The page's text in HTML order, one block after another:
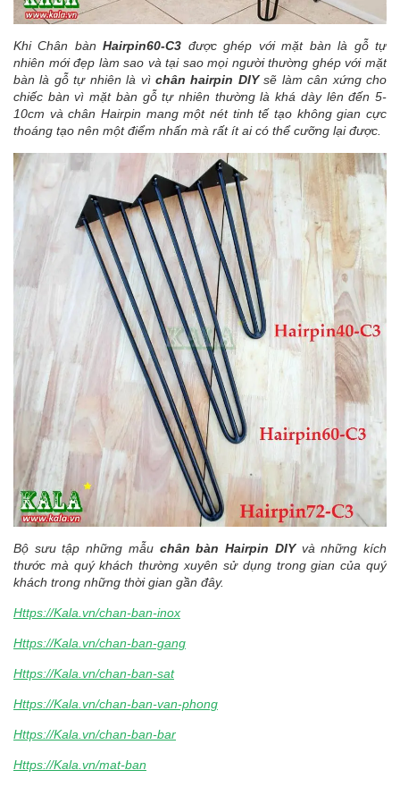
Khi Chân bànHairpin60-C3 được ghép với mặt bàn là gỗ tự
nhiên mới đẹp làm sao và tại sao mọi người thường ghép với mặt
bàn là gỗ tự nhiên là vì chân hairpin DIYsẽ làm cân xứng cho
chiếc bàn vì mặt bàn gỗ tự nhiên thường là khá dày lên đến 5-
10cm và chân Hairpin mang một nét tinh tế tạo không gian cực
thoáng tạo nên một điểm nhấn mà rất ít ai có thể cưỡng lại được.
Bộ sưu tập những mẫu chân bàn Hairpin DIYvà những kích
thước mà quý khách thường xuyên sử dụng trong gian của quý
khách trong những thời gian gần đây.
Https://Kala.vn/chan-ban-inox
Https://Kala.vn/chan-ban-gang
Https://Kala.vn/chan-ban-sat
Https://Kala.vn/chan-ban-van-phong
Https://Kala.vn/chan-ban-bar
Https://Kala.vn/mat-ban